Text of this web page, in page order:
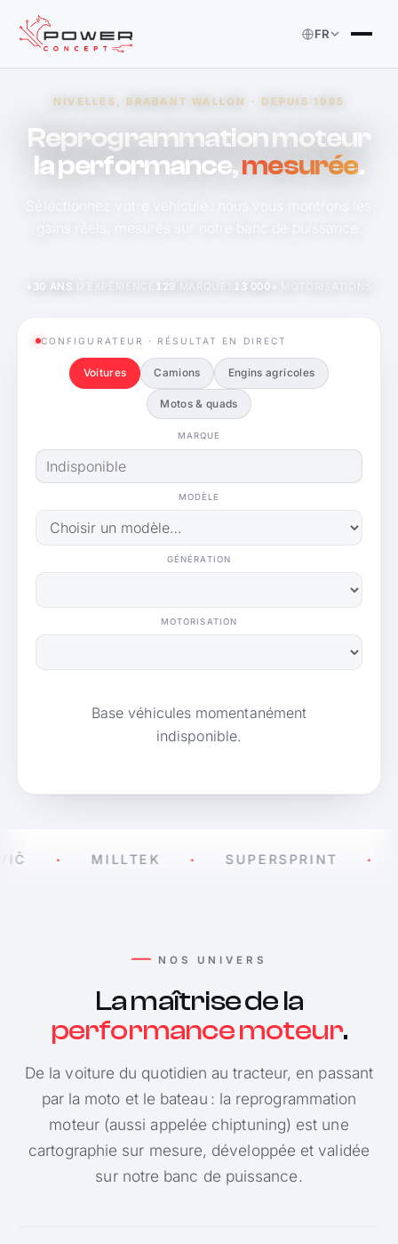
FR
NIVELLES, BRABANT WALLON · DEPUIS 1995
Reprogrammation moteur
la performance,mesurée.
+30 ANS 129 13 000+
CONFIGURATEUR · RÉSULTAT EN DIRECT
Voitures Camions Engins agricoles
Motos & quads
MARQUE
MODÈLE
GÉNÉRATION
MOTORISATION
Base véhicules momentanément
indisponible.
MILLTEK SUPERSPRINT
NOS UNIVERS
La maîtrise de la
performance moteur.
De la voiture du quotidien au tracteur, en passant
par la moto et le bateau : la reprogrammation
moteur (aussi appelée chiptuning) est une
cartographie sur mesure, développée et validée
sur notre banc de puissance.